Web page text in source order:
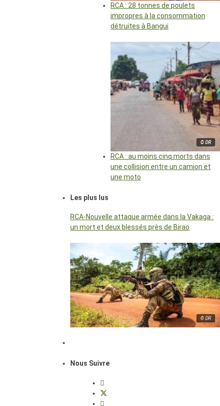
RCA : 28 tonnes de poulets
impropres à la consommation
détruites à Bangui
© DR
RCA : au moins cinq morts dans
une collision entre un camion et
une moto
Les plus lus
RCA-Nouvelle attaque armée dans la Vakaga :
un mort et deux blessés près de Birao
© DR
Nous Suivre